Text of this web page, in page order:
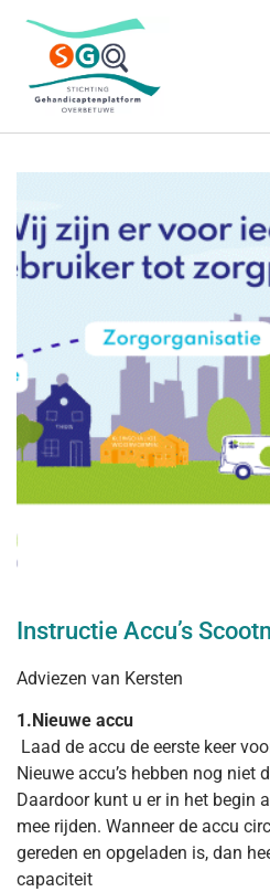
Instructie Accu’s
Adviezen van Kersten
1.Nieuwe accu
Laad de accu de eerste keer
Nieuwe accu’s hebben nog niet
Daardoor kunt u er in het begin
mee rijden. Wanneer de accu
gereden en opgeladen is, dan
capaciteit